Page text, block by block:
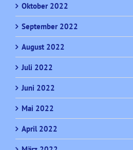
Oktober 2022
September 2022
August 2022
Juli 2022
Juni 2022
Mai 2022
April 2022